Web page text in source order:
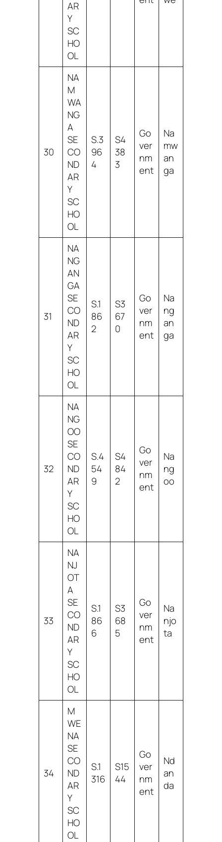
AR
Y
SC
HO
OL
30
NA
M
WA
NG
A
SE
CO
ND
AR
Y
SC
HO
OL
S.3
96
4
S4
38
3
Go
ver
nm
ent
Na
mw
an
ga
31
NA
NG
AN
GA
SE
CO
ND
AR
Y
SC
HO
OL
S.1
86
2
S3
67
0
Go
ver
nm
ent
Na
ng
an
ga
32
NA
NG
OO
SE
CO
ND
AR
Y
SC
HO
OL
S.4
54
9
S4
84
2
Go
ver
nm
ent
Na
ng
oo
33
NA
NJ
OT
A
SE
CO
ND
AR
Y
SC
HO
OL
S.1
86
6
S3
68
5
Go
ver
nm
ent
Na
njo
ta
34
M
WE
NA
SE
CO
ND
AR
Y
SC
HO
OL
S.1
316
S15
44
Go
ver
nm
ent
Nd
an
da